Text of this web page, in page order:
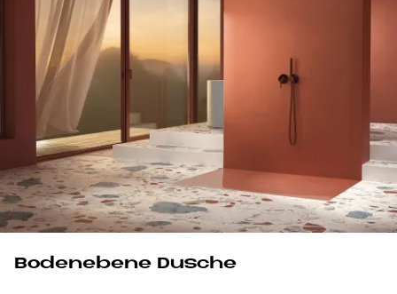
Bodenebene Dusche